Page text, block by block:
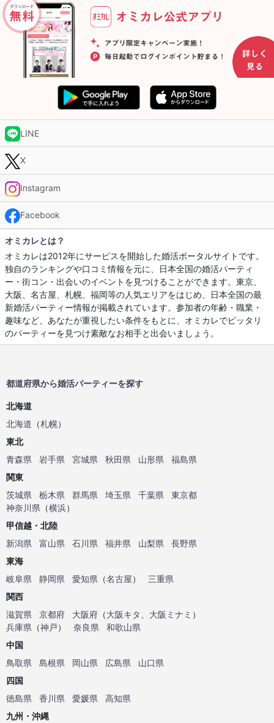
LINE
X
Instagram
Facebook
オミカレとは？
オミカレは2012年にサービスを開始した婚活ポータルサイトです。
独自のランキングや口コミ情報を元に、日本全国の婚活パーティ
ー・街コン・出会いのイベントを見つけることができます。東京、
大阪、名古屋、札幌、福岡等の人気エリアをはじめ、日本全国の最
新婚活パーティー情報が掲載されています。参加者の年齢・職業・
趣味など、あなたが重視したい条件をもとに、オミカレでピッタリ
のパーティーを見つけ素敵なお相手と出会いましょう。
都道府県から婚活パーティーを探す
北海道
北海道 （札幌）
東北
青森県
岩手県 宮城県 秋田県 山形県
福島県
関東
茨城県
栃木県 群馬県 埼玉県 千葉県
東京都
神奈川県 （横浜）
甲信越・北陸
新潟県
富山県 石川県 福井県 山梨県
長野県
東海
岐阜県
静岡県 愛知県 （名古屋）
三重県
関西
滋賀県
京都府 大阪府 （大阪キタ 大阪ミナミ ）
兵庫県 （神戸） 奈良県
和歌山県
中国
鳥取県
島根県 岡山県 広島県
山口県
四国
徳島県
香川県 愛媛県
高知県
九州・沖縄